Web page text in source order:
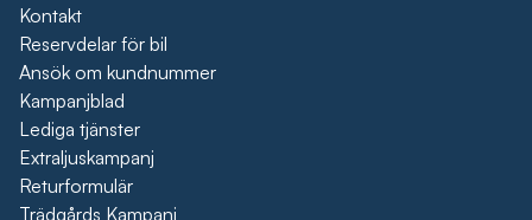
Kontakt
Reservdelar för bil
Ansök om kundnummer
Kampanjblad
Lediga tjänster
Extraljuskampanj
Returformulär
Trädgårds Kampanj